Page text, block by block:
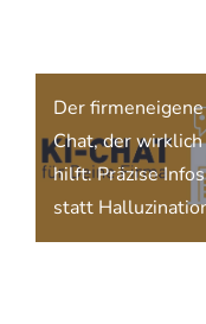
Der
Chat, der wirklich
hilft: Präzise Infos
statt